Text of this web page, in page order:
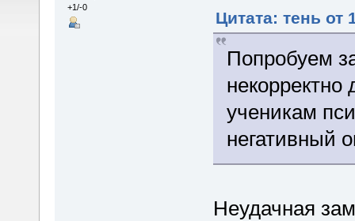
+1/-0
Цитата: тень от
Попробуем
ученикам
негативный
Неудачная